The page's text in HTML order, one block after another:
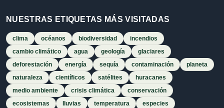
NUESTRAS ETIQUETAS MÁS VISITADAS
clima océanos biodiversidad
incendios
cambio climático
agua geología
glaciares
deforestación
energía sequía contaminación
planeta
naturaleza
científicos satélites
huracanes
medio ambiente
crisis climática
conservación
ecosistemas
lluvias temperatura especies